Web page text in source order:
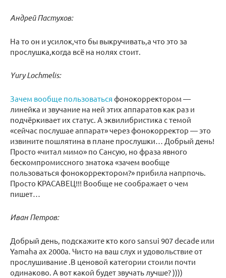
Андрей Пастухов:
На то он и усилок,что бы выкручивать,а что это за
прослушка,когда всё на нолях стоит.
Yury Lochmelis:
Зачем вообще пользоваться фонокорректором —
линейка и звучание на ней этих аппаратов как раз и
подчёркивает их статус. А эквилибристика с темой
«сейчас послушае аппарат» через фонокорректор — это
извините пошлятина в плане прослушки… Добрый день!
Просто «читал мимо» по Сансую, но фраза явного
бескомпромиссного знатока «зачем вообще
пользоваться фонокорректором?» прибила напрпочь.
Просто КРАСАВЕЦ!!! Вообще не соображает о чем
пишет…
Иван Петров:
Добрый день, подскажите кто кого sansui 907 decade или
Yamaha ax 2000a. Чисто на ваш слух и удовольствие от
прослушивание .В ценовой категории стоили почти
одинаково. А вот какой будет звучать лучше? ))))